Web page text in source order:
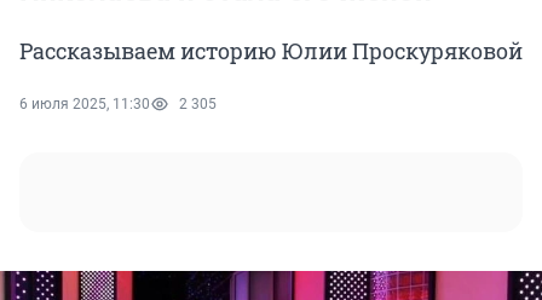
Рассказываем историю Юлии Проскуряковой
6 июля 2025, 11:30 2 305